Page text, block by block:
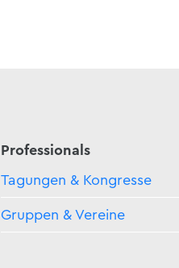
Professionals
Tagungen & Kongresse
Gruppen & Vereine